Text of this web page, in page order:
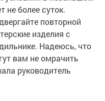
не более суток.
повторной
изделия с
Надеюсь, что
вам не омрачить
руководитель